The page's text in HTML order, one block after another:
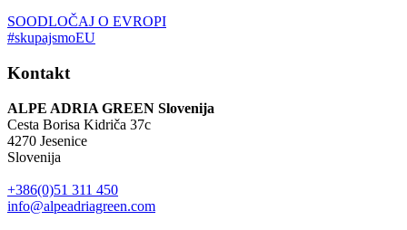
SOODLOČAJ O EVROPI
#skupajsmoEU
Kontakt
ALPE ADRIA GREEN Slovenija
Cesta Borisa Kidriča 37c
4270 Jesenice
Slovenija
+386(0)51 311 450
info@alpeadriagreen.com